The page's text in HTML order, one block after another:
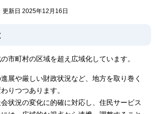
新日 2025年12月16日
市町村の区域を超え広域化しています。
展や厳しい財政状況など、地方を取り巻く
りつつあります。
状況の変化に的確に対応し、住民サービス